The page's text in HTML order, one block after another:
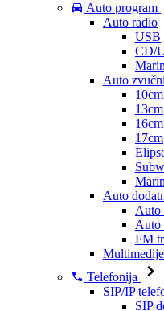
Auto program
Auto radio
USB
CD/
Auto
10cm
13cm
16cm
17cm
Auto
Auto
Auto
FM
Multimedije
Telefonija
SIP/IP
SIP